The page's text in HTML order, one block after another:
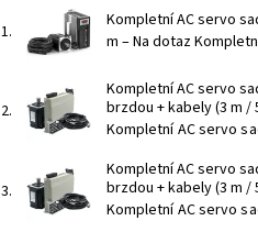
1.
Kompletní AC servo
m –Na dotaz
2.
Kompletní AC servo
brzdou + kabely (3 m /
Kompletní AC servo
3.
Kompletní AC servo
brzdou + kabely (3 m /
Kompletní AC servo